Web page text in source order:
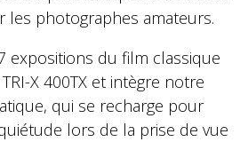
les photographes amateurs.
expositions du film classique
X 400TX et intègre notre
qui se recharge pour
lors de la prise de vue